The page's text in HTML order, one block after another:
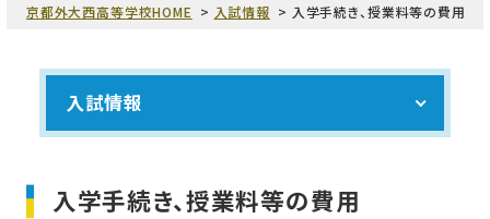
京都外大西高等学校HOME 入試情報 入学手続き、授業料等の費用
入試情報
入学手続き、授業料等の費用